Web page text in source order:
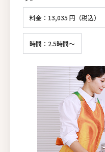
料金：13,035 円（税込）
時間：2.5時間～